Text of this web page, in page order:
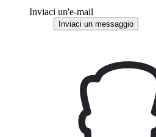
Inviaci un'e-mail
Inviaci un messaggio